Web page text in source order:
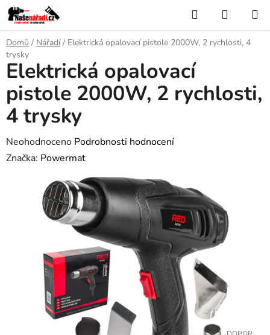
Přejít
na
obsah
Hledat
KOŠÍK
Domů / Nářadí / Elektrická opalovací pistole 2000W, 2 rychlosti, 4
trysky
Elektrická opalovací
pistole 2000W, 2 rychlosti,
4 trysky
Průměrné
hodnocení
hvězdiček.
Neohodnoceno Podrobnosti hodnocení
Značka: Powermat